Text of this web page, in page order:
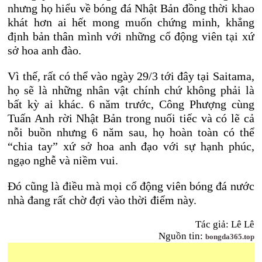
nhưng họ hiểu về bóng đá Nhật Bản đồng thời khao
khát hơn ai hết mong muốn chứng minh, khẳng
định bản thân mình với những cổ động viên tại xứ
sở hoa anh đào.
Vì thế, rất có thể vào ngày 29/3 tới đây tại Saitama,
họ sẽ là những nhân vật chính chứ không phải là
bất kỳ ai khác. 6 năm trước, Công Phượng cùng
Tuấn Anh rời Nhật Bản trong nuối tiếc và có lẽ cả
nỗi buồn nhưng 6 năm sau, họ hoàn toàn có thể
“chia tay” xứ sở hoa anh đạo với sự hạnh phúc,
ngạo nghễ và niềm vui.
Đó cũng là điều mà mọi cổ động viên bóng đá nước
nhà đang rất chờ đợi vào thời điểm này.
Tác giả: Lê Lê
Nguồn tin: bongda365.top